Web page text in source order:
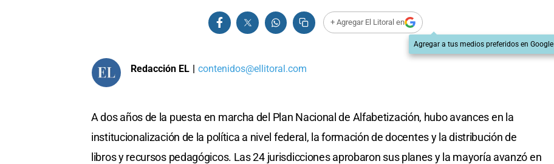
+ Agregar El Litoral en
Agregar a tus medios preferidos en Google
Redacción EL | contenidos@ellitoral.com
A dos años de la puesta en marcha del Plan Nacional de Alfabetización, hubo avances en la
institucionalización de la política a nivel federal, la formación de docentes y la distribución de
libros y recursos pedagógicos. Las 24 jurisdicciones aprobaron sus planes y la mayoría avanzó en